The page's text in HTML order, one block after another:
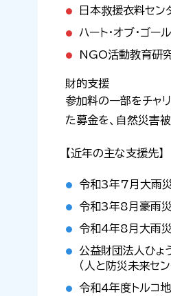
日本救援衣料セン
ハート・オブ・ゴー
NGO活動教育研
財的支援
参加料の一部をチャ
た募金を、自然災害
【近年の主な支援先】
令和3年7月大雨災
令和3年8月豪雨災
令和4年8月大雨災
公益財団法人ひょ
（人と防災未来セ
令和4年度トルコ